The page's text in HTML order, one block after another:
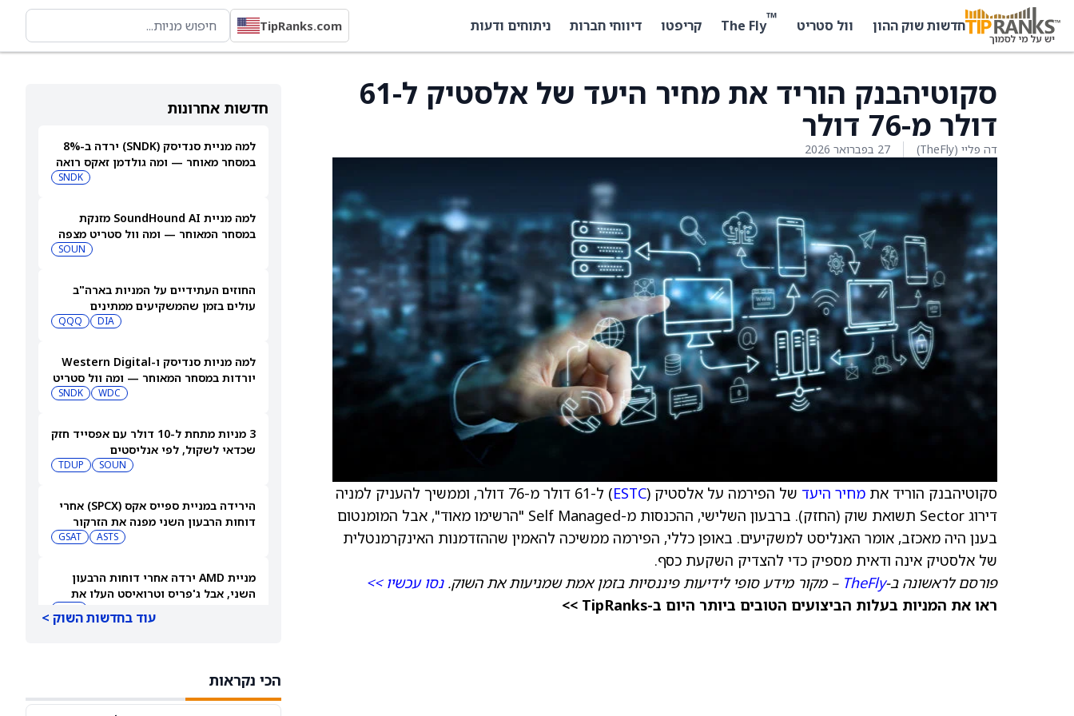
חדשות שוק ההון וול סטריט ™
The Fly קריפטו דיווחי חברות ניתוחים ודעות TipRanks.com
חדשות אחרונות
למה מניית סנדיסק (SNDK) ירדה ב-8%
במסחר מאוחר — ומה גולדמן זאקס רואה
SNDK
למה מניית SoundHound AI מזנקת
במסחר המאוחר — ומה וול סטריט מצפה
SOUN
החוזים העתידיים על המניות בארה"ב
עולים בזמן שהמשקיעים ממתינים
DIA
QQQ
למה מניות סנדיסק ו-Western Digital
יורדות במסחר המאוחר — ומה וול סטריט
WDC
SNDK
3 מניות מתחת ל-10 דולר עם אפסייד חזק
שכדאי לשקול, לפי אנליסטים
SOUN
TDUP
הירידה במניית ספייס אקס (SPCX) אחרי
דוחות הרבעון השני מפנה את הזרקור
לקרנות סל חלל עם חשיפה גבוהה
ASTS
GSAT
מניית AMD ירדה אחרי דוחות הרבעון
השני, אבל ג'פריס וטרואיסט העלו את
עוד בחדשות השוק >
הכי נקראות
סקוטיהבנק הוריד את מחיר היעד של אלסטיק ל-61
דולר מ-76 דולר
דה פליי (TheFly) 27 בפברואר 2026
סקוטיהבנק הוריד את מחיר היעד של הפירמה על אלסטיק (ESTC
) ל-61 דולר מ-76 דולר, וממשיך להעניק למניה
דירוג Sector תשואת שוק (החזק). ברבעון השלישי, ההכנסות מ-Self Managed "הרשימו מאוד", אבל המומנטום
בענן היה מאכזב, אומר האנליסט למשקיעים. באופן כללי, הפירמה ממשיכה להאמין שההזדמנות האינקרמנטלית
של אלסטיק אינה ודאית מספיק כדי להצדיק השקעת כסף.
פורסם לראשונה ב-TheFly – מקור מידע סופי לידיעות פיננסיות בזמן אמת שמניעות את השוק.נסו עכשיו >>
ראו את המניות בעלות הביצועים הטובים ביותר היום ב-TipRanks >>